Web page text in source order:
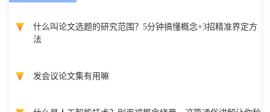
什么叫论文选题的研究范围？5分钟搞懂概念+3招精准界定方
法
发会议论文集有用嘛